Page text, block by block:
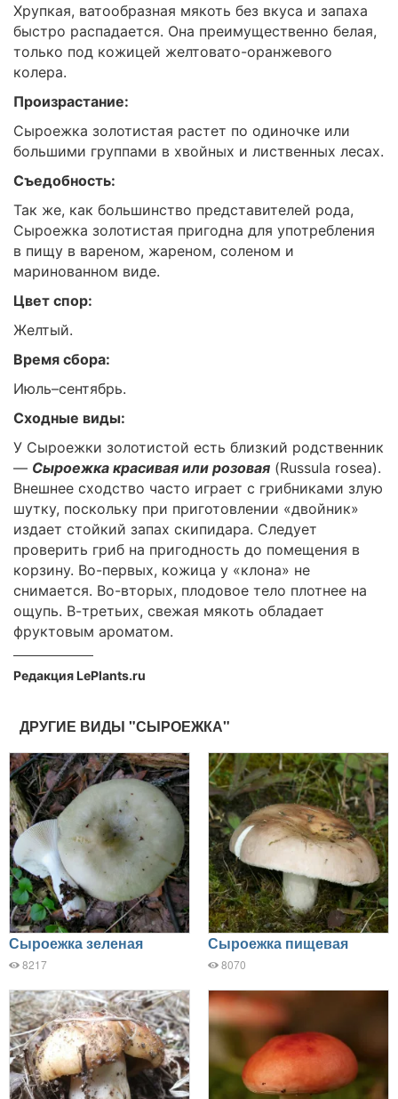
Хрупкая, ватообразная мякоть без вкуса и запаха
быстро распадается. Она преимущественно белая,
только под кожицей желтовато-оранжевого
колера.
Произрастание:
Сыроежка золотистая растет по одиночке или
большими группами в хвойных и лиственных лесах.
Съедобность:
Так же, как большинство представителей рода,
Сыроежка золотистая пригодна для употребления
в пищу в вареном, жареном, соленом и
маринованном виде.
Цвет спор:
Желтый.
Время сбора:
Июль–сентябрь.
Сходные виды:
У Сыроежки золотистой есть близкий родственник
— Сыроежка красивая или розовая (Russula rosea).
Внешнее сходство часто играет с грибниками злую
шутку, поскольку при приготовлении «двойник»
издает стойкий запах скипидара. Следует
проверить гриб на пригодность до помещения в
корзину. Во-первых, кожица у «клона» не
снимается. Во-вторых, плодовое тело плотнее на
ощупь. В-третьих, свежая мякоть обладает
фруктовым ароматом.
Редакция LePlants.ru
ДРУГИЕ ВИДЫ "СЫРОЕЖКА"
Сыроежка зеленая
8217
Сыроежка пищевая
8070